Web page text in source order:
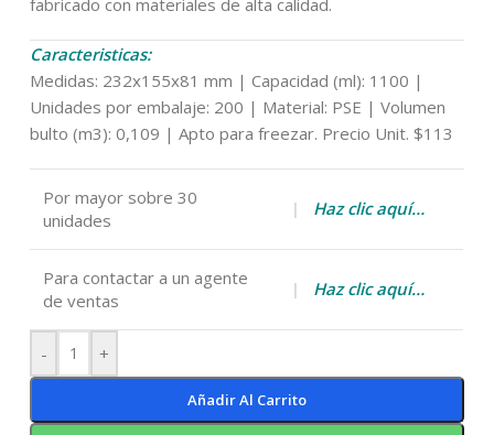
Caracteristicas:
Medidas: 232x155x81 mm | Capacidad (ml): 1100 |
Unidades por embalaje: 200 | Material: PSE | Volumen
bulto (m3): 0,109 | Apto para freezar. Precio Unit. $113
Por mayor sobre 30
unidades
| Haz clic aquí…
Para contactar a un agente
de ventas
| Haz clic aquí…
- +
Añadir Al Carrito